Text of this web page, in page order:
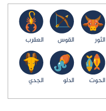
الثور القوس العقرب
الحوت الدلو الجدي